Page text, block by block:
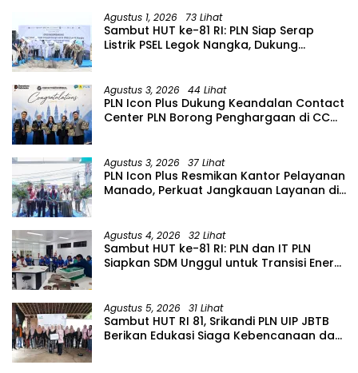
Agustus 1, 2026 73 Lihat
Sambut HUT ke-81 RI: PLN Siap Serap
Listrik PSEL Legok Nangka, Dukung
Agustus 3, 2026 44 Lihat
PLN Icon Plus Dukung Keandalan Contact
Center PLN Borong Penghargaan di CCW
Agustus 3, 2026 37 Lihat
PLN Icon Plus Resmikan Kantor Pelayanan
Manado, Perkuat Jangkauan Layanan di
Agustus 4, 2026 32 Lihat
Sambut HUT ke-81 RI: PLN dan IT PLN
Siapkan SDM Unggul untuk Transisi Energi
Agustus 5, 2026 31 Lihat
Sambut HUT RI 81, Srikandi PLN UIP JBTB
Berikan Edukasi Siaga Kebencanaan dan